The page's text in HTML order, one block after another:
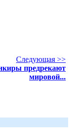
Следующая >>
предрекают
мировой...